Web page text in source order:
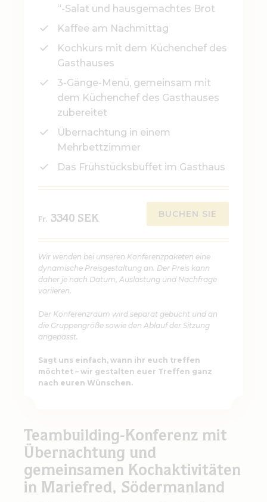
“-Salat und hausgemachtes Brot
Kaffee am Nachmittag
Kochkurs mit dem Küchenchef des
Gasthauses
3-Gänge-Menü, gemeinsam mit
dem Küchenchef des Gasthauses
zubereitet
Übernachtung in einem
Mehrbettzimmer
Das Frühstücksbuffet im Gasthaus
Fr. 3340 SEK BUCHEN SIE
Wir wenden bei unseren Konferenzpaketen eine
dynamische Preisgestaltung an. Der Preis kann
daher je nach Datum, Auslastung und Nachfrage
variieren.
Der Konferenzraum wird separat gebucht und an
die Gruppengröße sowie den Ablauf der Sitzung
angepasst.
Sagt uns einfach, wann ihr euch treffen
möchtet – wir gestalten euer Treffen ganz
nach euren Wünschen.
Teambuilding-Konferenz mit
Übernachtung und
gemeinsamen Kochaktivitäten
in Mariefred, Södermanland